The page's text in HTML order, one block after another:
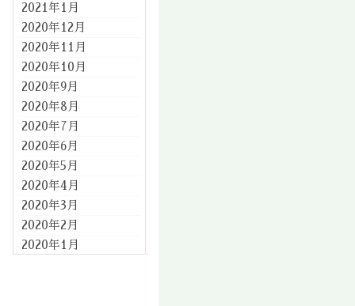
2021年1月
2020年12月
2020年11月
2020年10月
2020年9月
2020年8月
2020年7月
2020年6月
2020年5月
2020年4月
2020年3月
2020年2月
2020年1月